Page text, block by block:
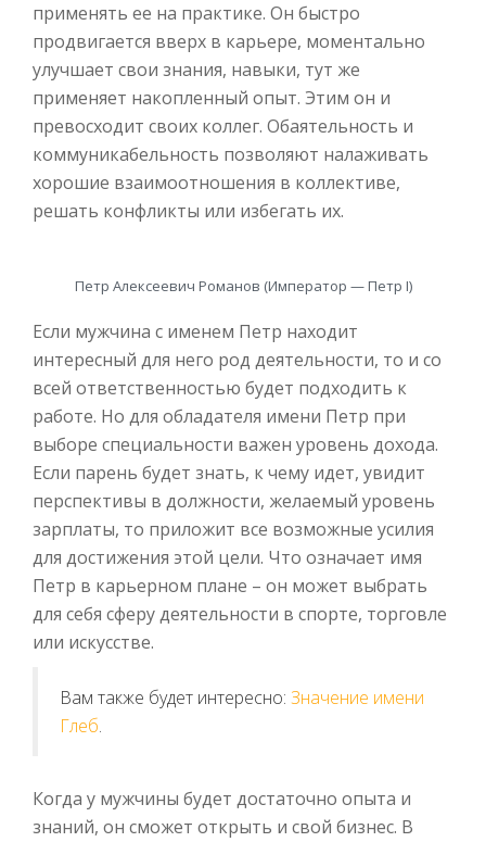
применять ее на практике. Он быстро
продвигается вверх в карьере, моментально
улучшает свои знания, навыки, тут же
применяет накопленный опыт. Этим он и
превосходит своих коллег. Обаятельность и
коммуникабельность позволяют налаживать
хорошие взаимоотношения в коллективе,
решать конфликты или избегать их.
Петр Алексеевич Романов (Император — Петр I)
Если мужчина с именем Петр находит
интересный для него род деятельности, то и со
всей ответственностью будет подходить к
работе. Но для обладателя имени Петр при
выборе специальности важен уровень дохода.
Если парень будет знать, к чему идет, увидит
перспективы в должности, желаемый уровень
зарплаты, то приложит все возможные усилия
для достижения этой цели. Что означает имя
Петр в карьерном плане – он может выбрать
для себя сферу деятельности в спорте, торговле
или искусстве.
Вам также будет интересно: Значение имени
Глеб.
Когда у мужчины будет достаточно опыта и
знаний, он сможет открыть и свой бизнес. В